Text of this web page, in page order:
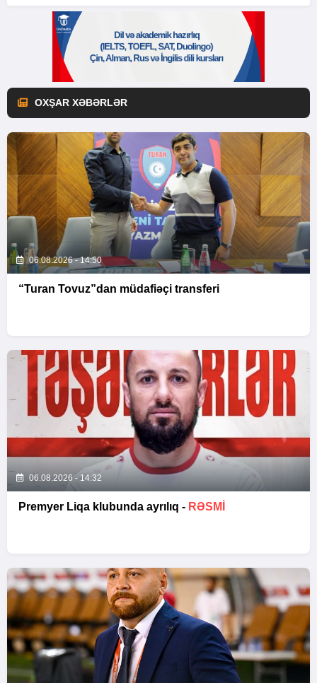
OXŞAR XƏBƏRLƏR
06.08.2026 - 14:50
“Turan Tovuz”dan müdafiəçi transferi
06.08.2026 - 14:32
Premyer Liqa klubunda ayrılıq - RƏSMİ